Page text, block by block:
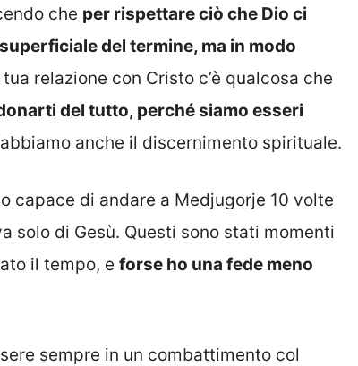
che per rispettare ciò che Dio ci
del termine, ma in modo
relazione con Cristo c’è qualcosa che
del tutto, perché siamo esseri
anche il discernimento spirituale.
capace di andare a Medjugorje 10 volte
solo di Gesù. Questi sono stati momenti
il tempo, e forse ho una fede meno
sempre in un combattimento col